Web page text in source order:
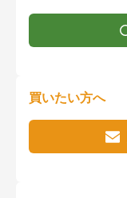
買いたい方へ